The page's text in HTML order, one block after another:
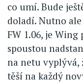
co umí. Bude
doladí. Nutno
FW 1.06, je
spoustou
na netu vyplývá,
těší na každý